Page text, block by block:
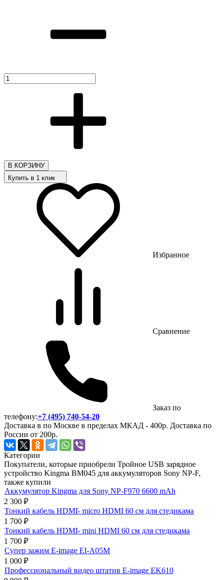
В КОРЗИНУ
Купить в 1 клик
Избранное
Сравнение
Заказ по
телефону:+7 (495) 740-54-20
Доставка в по Москве в пределах МКАД - 400р. Доставка по
России от 200р.
Категории
Покупатели, которые приобрели Тройное USB зарядное
устройство Kingma BM045 для аккумуляторов Sony NP-F,
также купили
Аккумулятор Kingma для Sony NP-F970 6600 mAh
2 300 ₽
Тонкий кабель HDMI- micro HDMI 60 см для стедикама
1 700 ₽
Тонкий кабель HDMI- mini HDMI 60 см для стедикама
1 700 ₽
Супер зажим E-image EI-A05M
1 000 ₽
Профессиональный видео штатив E-image EK610